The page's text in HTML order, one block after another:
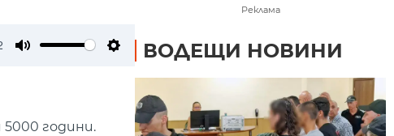
Settings
години.
Реклама
ВОДЕЩИ НОВИНИ